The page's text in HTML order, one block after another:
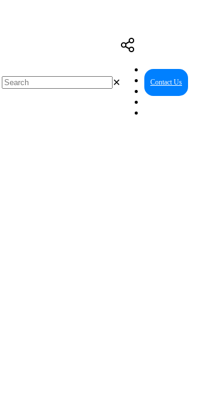
Contact Us
✕